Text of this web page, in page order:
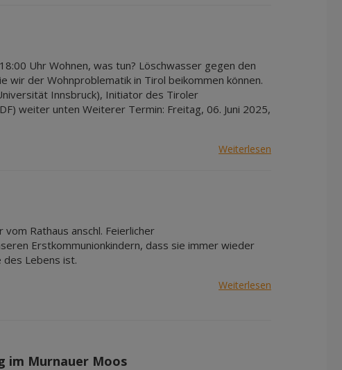
Uhr Wohnen, was tun? Löschwasser gegen den
wir der Wohnproblematik in Tirol beikommen können.
Innsbruck), Initiator des Tiroler
weiter unten Weiterer Termin: Freitag, 06. Juni 2025,
Weiterlesen
Rathaus anschl. Feierlicher
Erstkommunionkindern, dass sie immer wieder
des Lebens ist.
Weiterlesen
im Murnauer Moos